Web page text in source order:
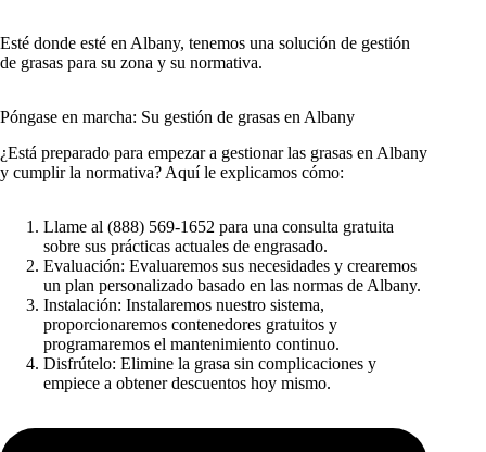
Esté donde esté en Albany, tenemos una solución de gestión
de grasas para su zona y su normativa.
Póngase en marcha: Su gestión de grasas en Albany
¿Está preparado para empezar a gestionar las grasas en Albany
y cumplir la normativa? Aquí le explicamos cómo:
Llame al (888) 569-1652 para una consulta gratuita
sobre sus prácticas actuales de engrasado.
Evaluación: Evaluaremos sus necesidades y crearemos
un plan personalizado basado en las normas de Albany.
Instalación: Instalaremos nuestro sistema,
proporcionaremos contenedores gratuitos y
programaremos el mantenimiento continuo.
Disfrútelo: Elimine la grasa sin complicaciones y
empiece a obtener descuentos hoy mismo.